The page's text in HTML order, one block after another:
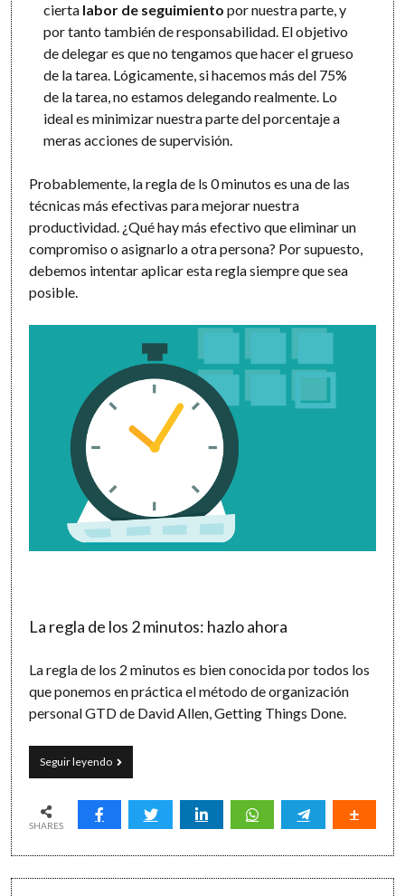
cierta labor de seguimiento por nuestra parte, y
por tanto también de responsabilidad. El objetivo
de delegar es que no tengamos que hacer el grueso
de la tarea. Lógicamente, si hacemos más del 75%
de la tarea, no estamos delegando realmente. Lo
ideal es minimizar nuestra parte del porcentaje a
meras acciones de supervisión.
Probablemente, la regla de ls 0 minutos es una de las
técnicas más efectivas para mejorar nuestra
productividad. ¿Qué hay más efectivo que eliminar un
compromiso o asignarlo a otra persona? Por supuesto,
debemos intentar aplicar esta regla siempre que sea
posible.
La regla de los 2 minutos: hazlo ahora
La regla de los 2 minutos es bien conocida por todos los
que ponemos en práctica el método de organización
personal GTD de David Allen, Getting Things Done.
Seguir leyendoLas
reglas
5
SHARES